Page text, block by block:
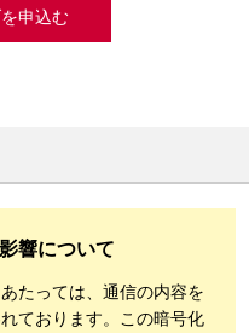
申込む
響について
たっては、通信の内容を
ております。この暗号化